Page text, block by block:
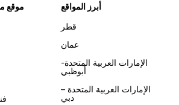
موقع
أبرز المواقع
قطر
عمان
الإمارات العربية المتحدة-
أبوظبي
الإمارات العربية المتحدة –
دبي